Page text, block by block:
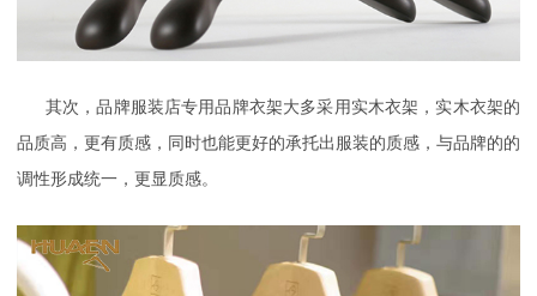
其次，品牌服装店专用品牌衣架大多采用实木衣架，实木衣架的
品质高，更有质感，同时也能更好的承托出服装的质感，与品牌的的
调性形成统一，更显质感。